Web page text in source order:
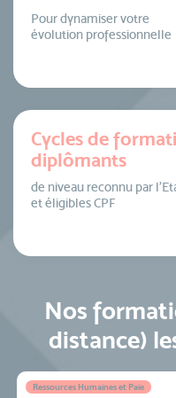
Pour dynamiser votre
évolution professionnelle
Cycles de
diplômants
de niveau reconnu par
et éligibles CPF
Nos
distance)
Ressources Humaines et Paie